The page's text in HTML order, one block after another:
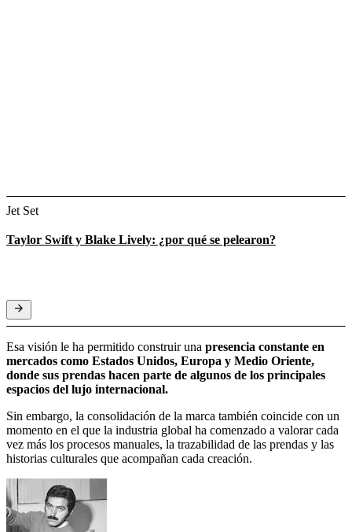
Jet Set
Taylor Swift y Blake Lively: ¿por qué se pelearon?
Esa visión le ha permitido construir una presencia constante en
mercados como Estados Unidos, Europa y Medio Oriente,
donde sus prendas hacen parte de algunos de los principales
espacios del lujo internacional.
Sin embargo, la consolidación de la marca también coincide con un
momento en el que la industria global ha comenzado a valorar cada
vez más los procesos manuales, la trazabilidad de las prendas y las
historias culturales que acompañan cada creación.